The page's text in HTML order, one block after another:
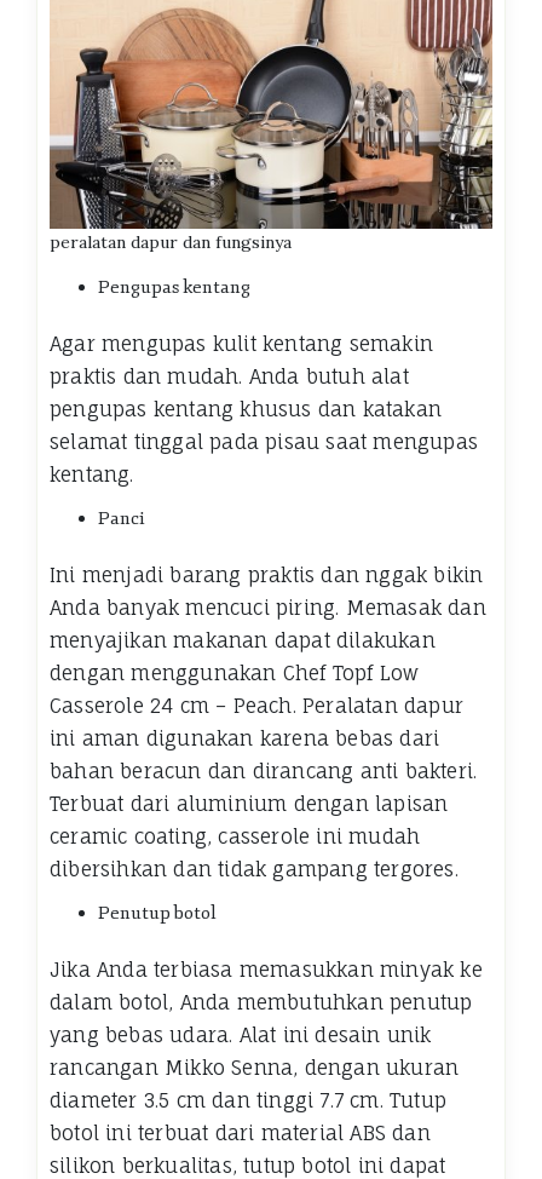
peralatan dapur dan fungsinya
Pengupas kentang
Agar mengupas kulit kentang semakin
praktis dan mudah. Anda butuh alat
pengupas kentang khusus dan katakan
selamat tinggal pada pisau saat mengupas
kentang.
Panci
Ini menjadi barang praktis dan nggak bikin
Anda banyak mencuci piring. Memasak dan
menyajikan makanan dapat dilakukan
dengan menggunakan Chef Topf Low
Casserole 24 cm – Peach. Peralatan dapur
ini aman digunakan karena bebas dari
bahan beracun dan dirancang anti bakteri.
Terbuat dari aluminium dengan lapisan
ceramic coating, casserole ini mudah
dibersihkan dan tidak gampang tergores.
Penutup botol
Jika Anda terbiasa memasukkan minyak ke
dalam botol, Anda membutuhkan penutup
yang bebas udara. Alat ini desain unik
rancangan Mikko Senna, dengan ukuran
diameter 3.5 cm dan tinggi 7.7 cm. Tutup
botol ini terbuat dari material ABS dan
silikon berkualitas, tutup botol ini dapat